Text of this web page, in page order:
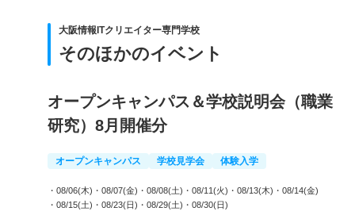
大阪情報ITクリエイター専門学校
そのほかのイベント
オープンキャンパス＆学校説明会（職業
研究）8月開催分
オープンキャンパス 学校見学会 体験入学
・08/06(木) ・08/07(金) ・08/08(土) ・08/11(火) ・08/13(木) ・08/14(金)
・08/15(土) ・08/23(日) ・08/29(土) ・08/30(日)